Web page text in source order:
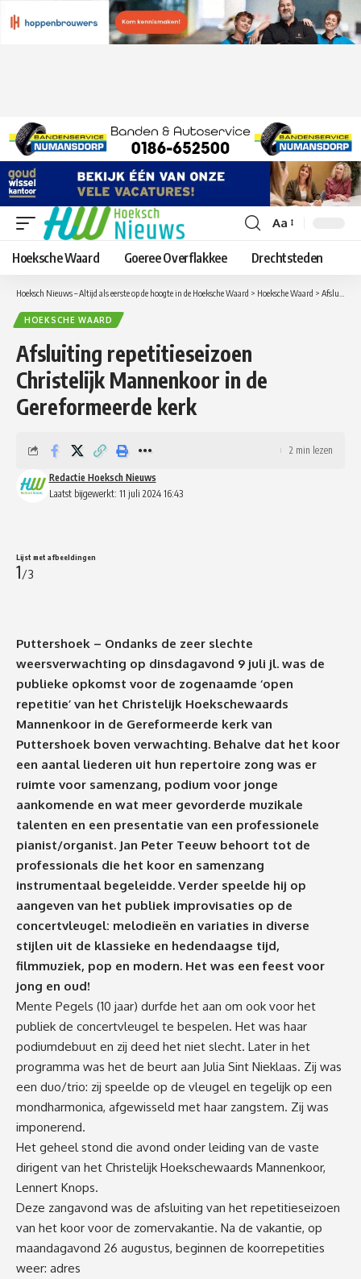
Lettergrootte
aanpassen
Aa
Hoeksche Waard Goeree Overflakkee Drechtsteden
Hoeksch Nieuws – Altijd als eerste op de hoogte in de Hoeksche Waard > Hoeksche Waard > Afsluiting repetitieseizoen Christelijk Mannenkoor in de Gereformeerde kerk
HOEKSCHE WAARD
Afsluiting repetitieseizoen
Christelijk Mannenkoor in de
Gereformeerde kerk
Laatst bijgewerkt: 11 juli 2024 16:43
Redactie Hoeksch Nieuws
2 min lezen
Lijst met afbeeldingen
1/3
Puttershoek – Ondanks de zeer slechte
weersverwachting op dinsdagavond 9 juli jl. was de
publieke opkomst voor de zogenaamde ‘open
repetitie’ van het Christelijk Hoekschewaards
Mannenkoor in de Gereformeerde kerk van
Puttershoek boven verwachting. Behalve dat het koor
een aantal liederen uit hun repertoire zong was er
ruimte voor samenzang, podium voor jonge
aankomende en wat meer gevorderde muzikale
talenten en een presentatie van een professionele
pianist/organist. Jan Peter Teeuw behoort tot de
professionals die het koor en samenzang
instrumentaal begeleidde. Verder speelde hij op
aangeven van het publiek improvisaties op de
concertvleugel: melodieën en variaties in diverse
stijlen uit de klassieke en hedendaagse tijd,
filmmuziek, pop en modern. Het was een feest voor
jong en oud!
Mente Pegels (10 jaar) durfde het aan om ook voor het
publiek de concertvleugel te bespelen. Het was haar
podiumdebuut en zij deed het niet slecht. Later in het
programma was het de beurt aan Julia Sint Nieklaas. Zij was
een duo/trio: zij speelde op de vleugel en tegelijk op een
mondharmonica, afgewisseld met haar zangstem. Zij was
imponerend.
Het geheel stond die avond onder leiding van de vaste
dirigent van het Christelijk Hoekschewaards Mannenkoor,
Lennert Knops.
Deze zangavond was de afsluiting van het repetitieseizoen
van het koor voor de zomervakantie. Na de vakantie, op
maandagavond 26 augustus, beginnen de koorrepetities
weer: adres